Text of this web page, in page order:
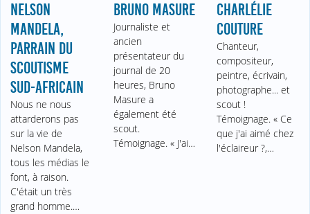
NELSON
MANDELA,
PARRAIN DU
SCOUTISME
SUD-AFRICAIN
Nous ne nous
attarderons pas
sur la vie de
Nelson Mandela,
tous les médias le
font, à raison.
C'était un très
grand homme.…
BRUNO MASURE
Journaliste et
ancien
présentateur du
journal de 20
heures, Bruno
Masure a
également été
scout.
Témoignage. « J'ai…
CHARLÉLIE
COUTURE
Chanteur,
compositeur,
peintre, écrivain,
photographe... et
scout !
Témoignage. « Ce
que j'ai aimé chez
l'éclaireur ?,…